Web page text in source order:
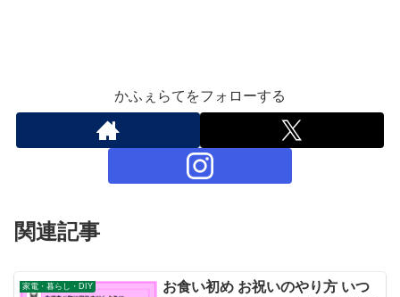
かふぇらてをフォローする
関連記事
家電・暮らし・DIY
お食い初め お祝いのやり方 いつ